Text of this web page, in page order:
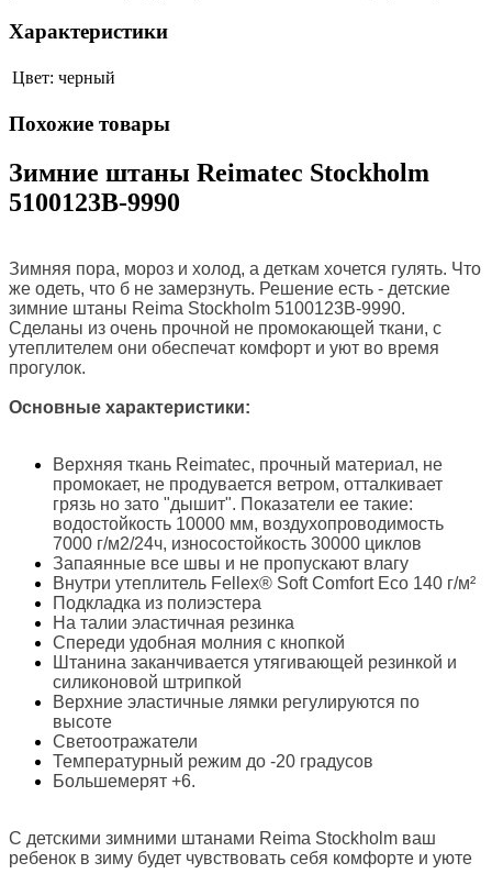
Характеристики
Цвет: черный
Похожие товары
Зимние штаны Reimatec Stockholm
5100123B-9990
Зимняя пора, мороз и холод, а деткам хочется гулять. Что
же одеть, что б не замерзнуть. Решение есть - детские
зимние штаны Reima Stockholm 5100123B-9990.
Сделаны из очень прочной не промокающей ткани, с
утеплителем они обеспечат комфорт и уют во время
прогулок.
Основные характеристики:
Верхняя ткань Reimatec, прочный материал, не
промокает, не продувается ветром, отталкивает
грязь но зато "дышит". Показатели ее такие:
водостойкость 10000 мм, воздухопроводимость
7000 г/м2/24ч, износостойкость 30000 циклов
Запаянные все швы и не пропускают влагу
Внутри утеплитель Fellex® Soft Comfort Eco 140 г/м²
Подкладка из полиэстера
На талии эластичная резинка
Спереди удобная молния с кнопкой
Штанина заканчивается утягивающей резинкой и
силиконовой штрипкой
Верхние эластичные лямки регулируются по
высоте
Светоотражатели
Температурный режим до -20 градусов
Большемерят +6.
С детскими зимними штанами Reima Stockholm ваш
ребенок в зиму будет чувствовать себя комфорте и уюте